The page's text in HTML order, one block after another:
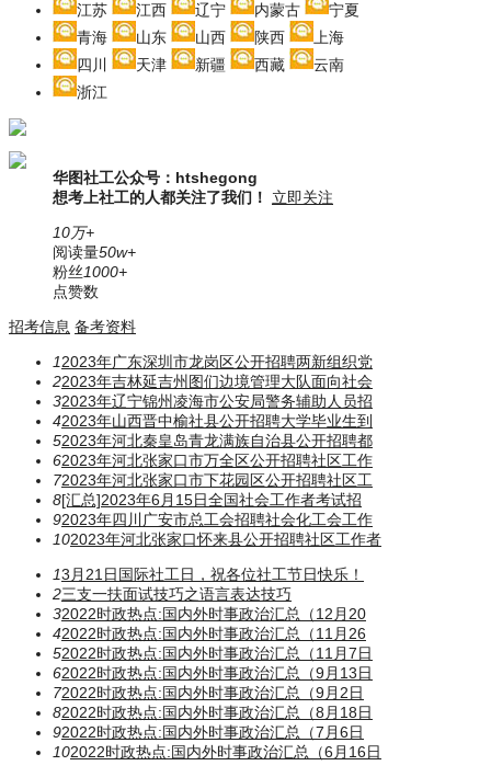
江苏
江西 辽宁 内蒙古
宁夏
青海
山东 山西 陕西
上海
四川
天津 新疆 西藏
云南
浙江
华图社工公众号：htshegong
想考上社工的人都关注了我们！
立即关注
10万+
阅读量50w+
粉丝1000+
点赞数
招考信息 备考资料
12023年广东深圳市龙岗区公开招聘两新组织党
22023年吉林延吉州图们边境管理大队面向社会
32023年辽宁锦州凌海市公安局警务辅助人员招
42023年山西晋中榆社县公开招聘大学毕业生到
52023年河北秦皇岛青龙满族自治县公开招聘都
62023年河北张家口市万全区公开招聘社区工作
72023年河北张家口市下花园区公开招聘社区工
8[汇总]2023年6月15日全国社会工作者考试招
92023年四川广安市总工会招聘社会化工会工作
102023年河北张家口怀来县公开招聘社区工作者
13月21日国际社工日，祝各位社工节日快乐！
2三支一扶面试技巧之语言表达技巧
32022时政热点:国内外时事政治汇总（12月20
42022时政热点:国内外时事政治汇总（11月26
52022时政热点:国内外时事政治汇总（11月7日
62022时政热点:国内外时事政治汇总（9月13日
72022时政热点:国内外时事政治汇总（9月2日
82022时政热点:国内外时事政治汇总（8月18日
92022时政热点:国内外时事政治汇总（7月6日
102022时政热点:国内外时事政治汇总（6月16日